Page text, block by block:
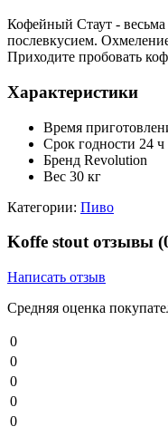
Кофейный Стаут -
послевкусием.
Приходите пробовать
Характеристики
Время
Срок годности 24 ч
Бренд Revolution
Вес 30 кг
Категории: Пиво
Koffe stout отзывы
Написать отзыв
Средняя оценка
0
0
0
0
0